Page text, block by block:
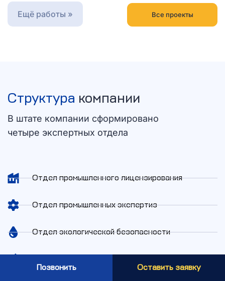
Ещё работы » Все проекты
Структура компании
В штате компании сформировано
четыре экспертных отдела
Отдел промышленного лицензирования
Отдел промышленных экспертиз
Отдел экологической безопасности
Позвонить
Оставить заявку